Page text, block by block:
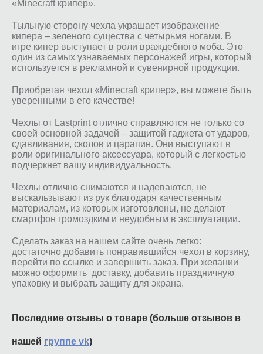
«Minecraft крипер».
Тыльную сторону чехла украшает изображение
кипера – зеленого существа с четырьмя ногами. В
игре кипер выступает в роли враждебного моба. Это
один из самых узнаваемых персонажей игры, который
используется в рекламной и сувенирной продукции.
Приобретая чехол «Minecraft крипер», вы можете быть
уверенными в его качестве!
Чехлы от Lastprint отлично справляются не только со
своей основной задачей – защитой гаджета от ударов,
сдавливания, сколов и царапин. Они выступают в
роли оригинального аксессуара, который с легкостью
подчеркнет вашу индивидуальность.
Чехлы отлично снимаются и надеваются, не
выскальзывают из рук благодаря качественным
материалам, из которых изготовлены, не делают
смартфон громоздким и неудобным в эксплуатации.
Сделать заказ на нашем сайте очень легко:
достаточно добавить понравившийся чехол в корзину,
перейти по ссылке и завершить заказ. При желании
можно оформить доставку, добавить праздничную
упаковку и выбрать защиту для экрана.
Последние отзывы о товаре (больше отзывов в
нашей группе vk)